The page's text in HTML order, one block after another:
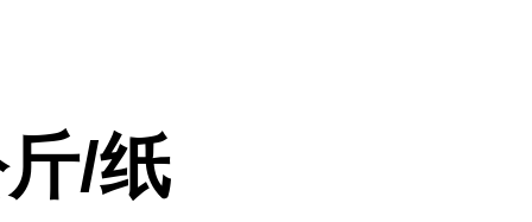
/纸